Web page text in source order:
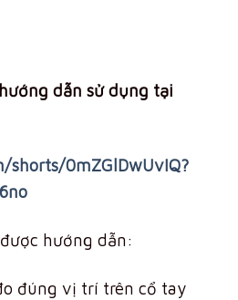
dẫn sử dụng tại
0mZGlDwUvIQ?
hướng dẫn:
đúng vị trí trên cổ tay